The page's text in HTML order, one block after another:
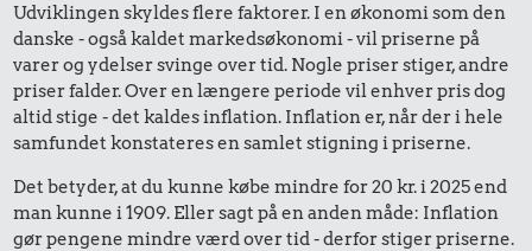
Udviklingen skyldes flere faktorer. I en økonomi som den
danske - også kaldet markedsøkonomi - vil priserne på
varer og ydelser svinge over tid. Nogle priser stiger, andre
priser falder. Over en længere periode vil enhver pris dog
altid stige - det kaldes inflation. Inflation er, når der i hele
samfundet konstateres en samlet stigning i priserne.
Det betyder, at du kunne købe mindre for 20 kr. i 2025 end
man kunne i 1909. Eller sagt på en anden måde: Inflation
gør pengene mindre værd over tid - derfor stiger priserne.